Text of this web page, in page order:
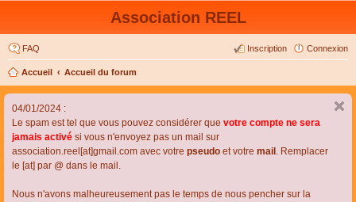
Association REEL
FAQ Connexion
Inscription
Accueil Accueil du forum
04/01/2024 :
Le spam est tel que vous pouvez considérer que votre compte ne sera
jamais activé si vous n'envoyez pas un mail sur
association.reel[at]gmail.com avec votre pseudo et votre mail . Remplacer
le [at] par @ dans le mail.
Nous n'avons malheureusement pas le temps de nous pencher sur la